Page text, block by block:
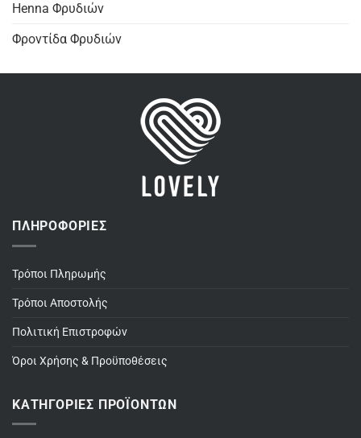
Henna Φρυδιών
Φροντίδα Φρυδιών
ΠΛΗΡΟΦΟΡΊΕΣ
Τρόποι Πληρωμής
Τρόποι Αποστολής
Πολιτική Επιστροφών
Όροι Χρήσης & Προϋποθέσεις
ΚΑΤΗΓΟΡΊΕΣ ΠΡΟΪΌΝΤΩΝ